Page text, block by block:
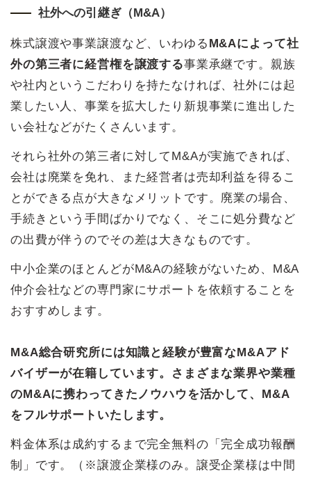
社外への引継ぎ（M&A）
株式譲渡や事業譲渡など、いわゆる M&Aによって社
外の第三者に経営権を譲渡する事業承継です。親族
や社内というこだわりを持たなければ、社外には起
業したい人、事業を拡大したり新規事業に進出した
い会社などがたくさんいます。
それら社外の第三者に対してM&Aが実施できれば、
会社は廃業を免れ、また経営者は売却利益を得るこ
とができる点が大きなメリットです。廃業の場合、
手続きという手間ばかりでなく、そこに処分費など
の出費が伴うのでその差は大きなものです。
中小企業のほとんどがM&Aの経験がないため、M&A
仲介会社などの専門家にサポートを依頼することを
おすすめします。
M&A総合研究所には知識と経験が豊富なM&Aアド
バイザーが在籍しています。さまざまな業界や業種
のM&Aに携わってきたノウハウを活かして、M&A
をフルサポートいたします。
料金体系は成約するまで完全無料の「完全成功報酬
制」です。（※譲渡企業様のみ。譲受企業様は中間